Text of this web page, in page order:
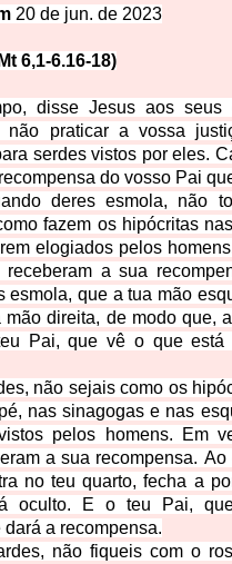
20 de jun. de 2023
Mt 6,1-6.16-18)
disse Jesus aos seus
não praticar a vossa
serdes vistos por eles.
do vosso Pai
deres esmola, não
fazem os hipócritas
elogiados pelos
a sua
esmola, que a tua mão
direita, de modo que,
Pai, que vê o que está
não sejais como os
nas sinagogas e nas
pelos homens. Em
a sua recompensa. Ao
no teu quarto, fecha a
oculto. E o teu Pai,
a recompensa.
não fiqueis com o